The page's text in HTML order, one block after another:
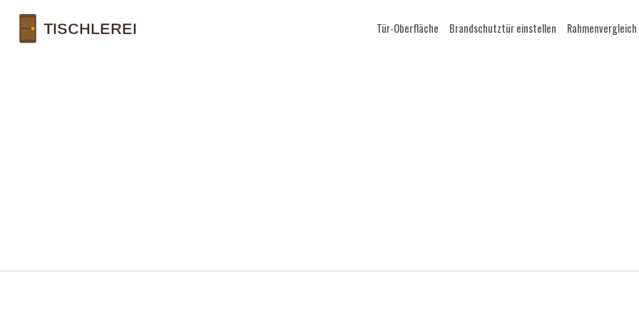
Tür-Oberfläche Brandschutztür einstellen Rahmenvergleich